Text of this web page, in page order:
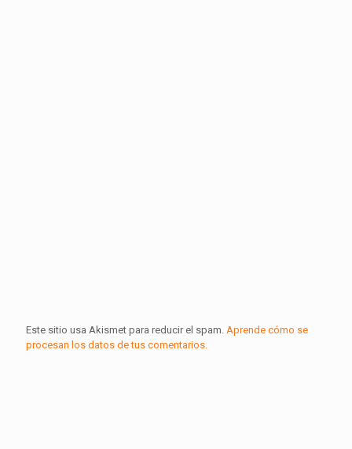
Este sitio usa Akismet para reducir el spam. Aprende cómo se
procesan los datos de tus comentarios.